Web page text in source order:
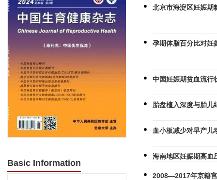
Basic Information
北京市海淀区妊娠期
孕期体脂百分比对妊
中国妊娠期贫血流行
胎盘植入深度与胎儿
血小板减少对早产儿
海南地区妊娠期高血
2008—2017年京籍